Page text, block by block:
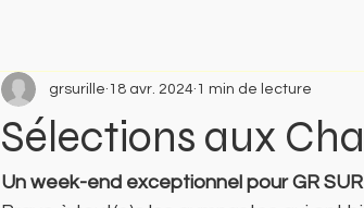
Sélections aux
grsurille 18 avr. 2024 1 min de lecture
Un week-end exceptionnel pour GR SUR